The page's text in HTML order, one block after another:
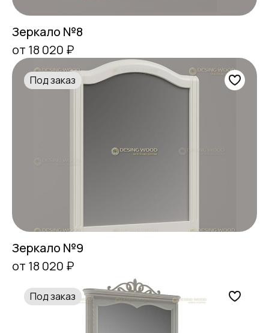
Зеркало №8
от 18 020 ₽
Под заказ
Зеркало №9
от 18 020 ₽
Под заказ